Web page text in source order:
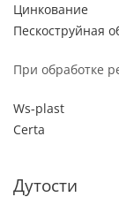
Цинкование
Пескоструйная
При обработке
Ws-plast
Certa
Дутости